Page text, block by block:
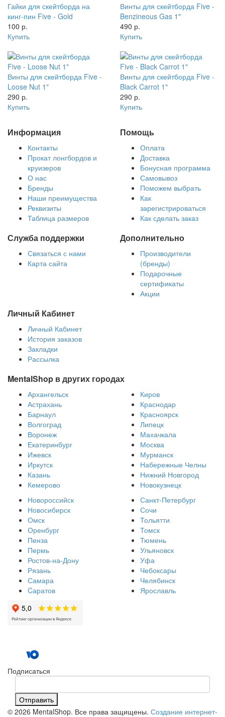
Гайки для скейтборда на
кинг-пин Five - Gold
100 р.
Купить
Винты для скейтборда Five -
Benzineous Gas 1"
490 р.
Купить
Винты для скейтборда Five -
Loose Nut 1"
290 р.
Купить
Винты для скейтборда Five -
Black Carrot 1"
290 р.
Купить
Информация
Контакты
Прокат лонгбордов и
круизеров
О нас
Бренды
Наши преимущества
Реквизиты
Таблица размеров
Помощь
Оплата
Доставка
Бонусная программа
Самовывоз
Поможем выбрать
Как
зарегистрироваться
Как сделать заказ
Служба поддержки
Связаться с нами
Карта сайта
Дополнительно
Производители
(бренды)
Подарочные
сертификаты
Акции
Личный Кабинет
Личный Кабинет
История заказов
Закладки
Рассылка
MentalShop в других городах
Архангельск
Астрахань
Барнаул
Волгоград
Воронеж
Екатеринбург
Ижевск
Иркутск
Казань
Кемерово
Киров
Краснодар
Красноярск
Липецк
Махачкала
Москва
Мурманск
Набережные Челны
Нижний Новгород
Новокузнецк
Новороссийск
Новосибирск
Омск
Оренбург
Пенза
Пермь
Ростов-на-Дону
Рязань
Самара
Cаратов
Санкт-Петербург
Сочи
Тольятти
Томск
Тюмень
Ульяновск
Уфа
Чебоксары
Челябинск
Ярославль
Подписаться
Отправить
© 2026 MentalShop. Все права защищены. Создание интернет-